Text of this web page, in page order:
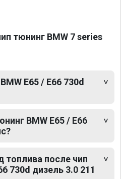
тюнинг BMW 7 series
E65 / E66 730d
BMW E65 / E66
топлива после чип
730d дизель 3.0 211